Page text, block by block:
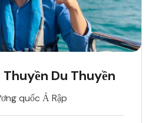
Du Thuyền
quốc Ả Rập